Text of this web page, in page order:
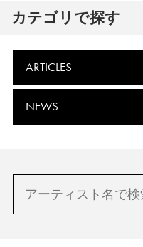
カテゴリで探す
ARTICLES
NEWS